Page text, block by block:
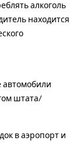
алкоголь
находится
автомобили
штата/
в аэропорт и